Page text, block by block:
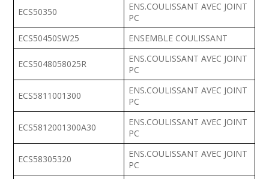
ECS50350
ENS.COULISSANT AVEC JOINT
PC
ECS50450SW25
ENSEMBLE COULISSANT
ECS5048058025R
ENS.COULISSANT AVEC JOINT
PC
ECS5811001300
ENS.COULISSANT AVEC JOINT
PC
ECS5812001300A30
ENS.COULISSANT AVEC JOINT
PC
ECS58305320
ENS.COULISSANT AVEC JOINT
PC